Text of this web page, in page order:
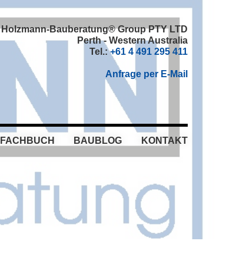
Holzmann-Bauberatung® Group PTY LTD
Perth - Western Australia
Tel.:+61 4 491 295 411
Anfrage per E-Mail
FACHBUCH BAUBLOG KONTAKT